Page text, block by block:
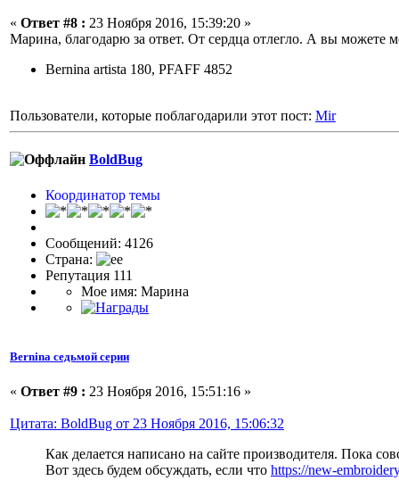
« Ответ #8 : 23 Ноября 2016, 15:39:20 »
Марина, благодарю за ответ. От сердца отлегло. А вы можете
Bernina artista 180, PFAFF 4852
Пользователи, которые поблагодарили этот пост: Mir
BoldBug
Координатор темы
Сообщений: 4126
Страна:
Репутация 111
Мое имя: Марина
Bernina седьмой серии
« Ответ #9 : 23 Ноября 2016, 15:51:16 »
Цитата: BoldBug от 23 Ноября 2016, 15:06:32
Как делается написано на сайте производителя. Пока
Вот здесь будем обсуждать, если что https://new-